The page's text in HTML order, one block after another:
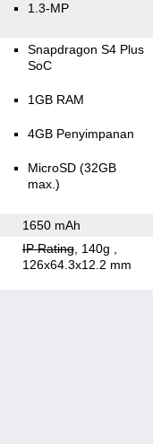
1.3-MP
Snapdragon S4 Plus
SoC
1GB RAM
4GB Penyimpanan
MicroSD (32GB
max.)
1650 mAh
IP Rating, 140g
126x64.3x12.2 mm